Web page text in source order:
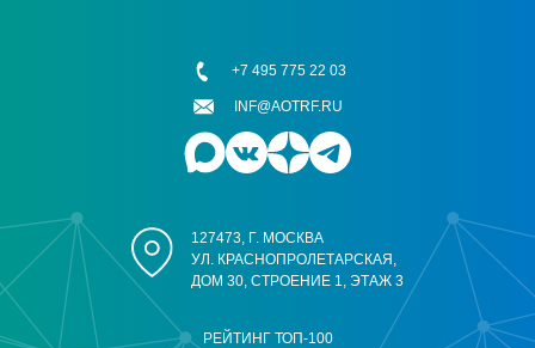
РЕЙТИНГ ТОП-100
127473, Г. МОСКВА
УЛ. КРАСНОПРОЛЕТАРСКАЯ,
ДОМ 30, СТРОЕНИЕ 1, ЭТАЖ 3
+7 495 775 22 03
INF@AOTRF.RU